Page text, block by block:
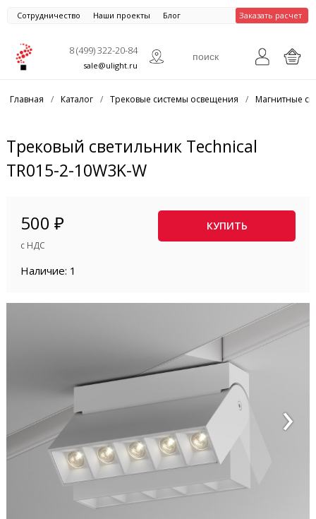
Сотрудничество Наши проекты Блог Заказать расчет
8 (499) 322-20-84
sale@ulight.ru
Главная / Каталог / Трековые системы освещения / Магнитные
Трековый светильник Technical
TR015-2-10W3K-W
500 ₽
с НДС
КУПИТЬ
Наличие: 1